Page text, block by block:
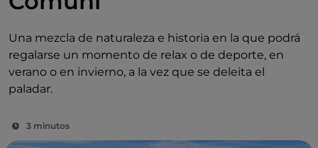
Una mezcla de naturaleza e historia en la que podrá
regalarse un momento de relax o de deporte, en
verano o en invierno, a la vez que se deleita el
paladar.
3 minutos